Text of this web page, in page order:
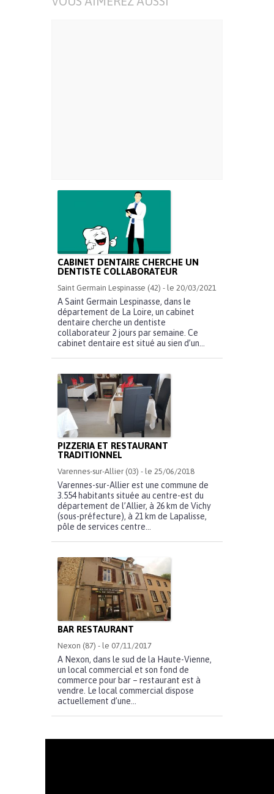
CABINET DENTAIRE CHERCHE UN
DENTISTE COLLABORATEUR
Saint Germain Lespinasse (42) - le 20/03/2021
A Saint Germain Lespinasse, dans le
département de La Loire, un cabinet
dentaire cherche un dentiste
collaborateur 2 jours par semaine. Ce
cabinet dentaire est situé au sien d’un...
PIZZERIA ET RESTAURANT
TRADITIONNEL
Varennes-sur-Allier (03) - le 25/06/2018
Varennes-sur-Allier est une commune de
3.554 habitants située au centre-est du
département de l’Allier, à 26 km de Vichy
(sous-préfecture), à 21 km de Lapalisse,
pôle de services centre...
BAR RESTAURANT
Nexon (87) - le 07/11/2017
A Nexon, dans le sud de la Haute-Vienne,
un local commercial et son fond de
commerce pour bar – restaurant est à
vendre. Le local commercial dispose
actuellement d’une...